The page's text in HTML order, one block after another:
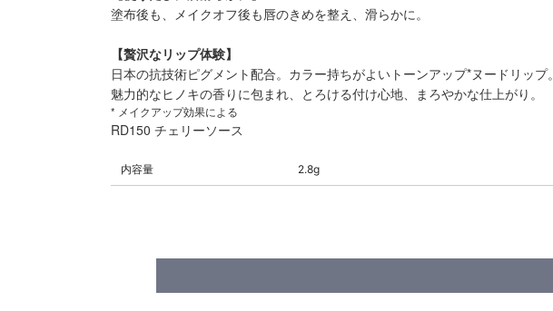
塗布後も、メイクオフ後も唇のきめを整え、滑らかに。
【贅沢なリップ体験】
日本の抗技術ピグメント配合。カラー持ちがよいトーンアップ*ヌードリップ。
魅力的なヒノキの香りに包まれ、とろける付け心地、まろやかな仕上がり。
* メイクアップ効果による
RD150 チェリーソース
内容量 2.8g